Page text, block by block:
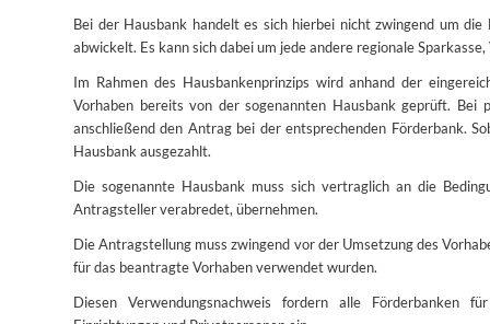
Bei der Hausbank handelt es sich hierbei nicht zwingend um
abwickelt. Es kann sich dabei um jede andere regionale
Im Rahmen des Hausbankenprinzips wird anhand der
Vorhaben bereits von der sogenannten Hausbank geprüft. Bei
anschließend den Antrag bei der entsprechenden Förderbank.
Hausbank ausgezahlt.
Die sogenannte Hausbank muss sich vertraglich an die
Antragsteller verabredet, übernehmen.
Die Antragstellung muss zwingend vor der Umsetzung des
für das beantragte Vorhaben verwendet wurden.
Diesen Verwendungsnachweis fordern alle Förderbanken